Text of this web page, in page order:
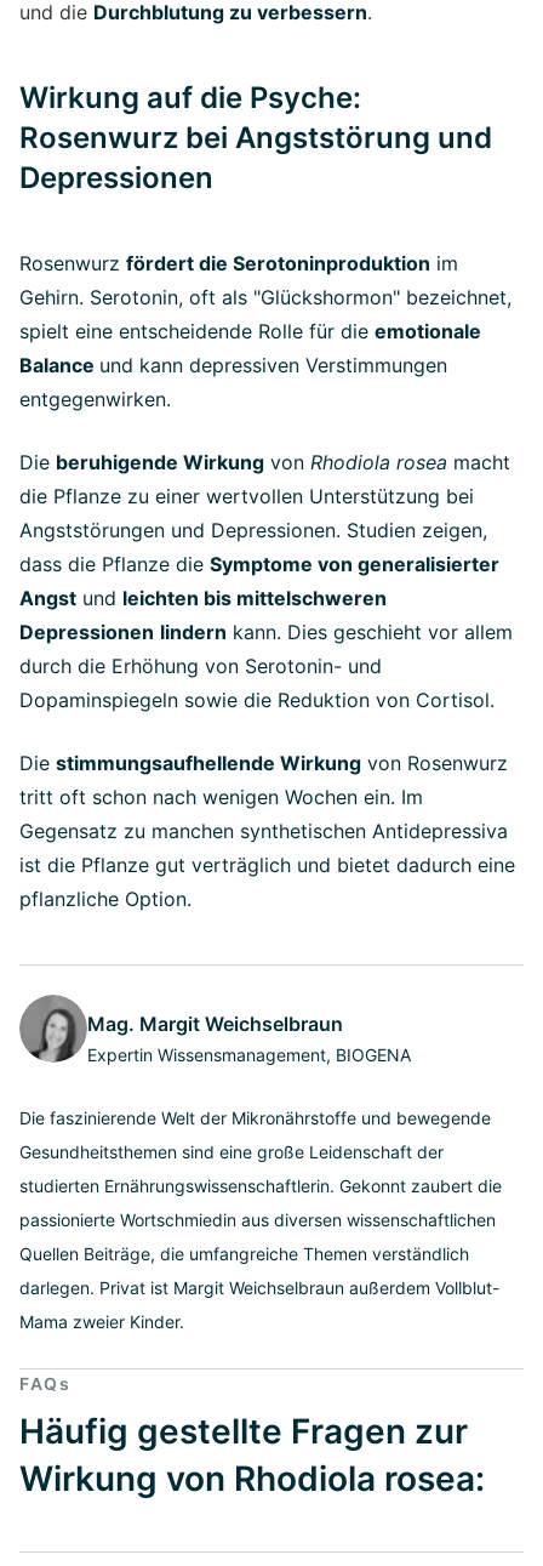
und die Durchblutung zu verbessern.
Wirkung auf die Psyche:
Rosenwurz bei Angststörung und
Depressionen
Rosenwurz fördert die Serotoninproduktion im
Gehirn. Serotonin, oft als "Glückshormon" bezeichnet,
spielt eine entscheidende Rolle für die emotionale
Balance und kann depressiven Verstimmungen
entgegenwirken.
Die beruhigende Wirkung von Rhodiola rosea macht
die Pflanze zu einer wertvollen Unterstützung bei
Angststörungen und Depressionen. Studien zeigen,
dass die Pflanze die Symptome von generalisierter
Angst und leichten bis mittelschweren
Depressionen lindern kann. Dies geschieht vor allem
durch die Erhöhung von Serotonin- und
Dopaminspiegeln sowie die Reduktion von Cortisol.
Die stimmungsaufhellende Wirkung von Rosenwurz
tritt oft schon nach wenigen Wochen ein. Im
Gegensatz zu manchen synthetischen Antidepressiva
ist die Pflanze gut verträglich und bietet dadurch eine
pflanzliche Option.
Mag. Margit Weichselbraun
Expertin Wissensmanagement, BIOGENA
Die faszinierende Welt der Mikronährstoffe und bewegende
Gesundheitsthemen sind eine große Leidenschaft der
studierten Ernährungswissenschaftlerin. Gekonnt zaubert die
passionierte Wortschmiedin aus diversen wissenschaftlichen
Quellen Beiträge, die umfangreiche Themen verständlich
darlegen. Privat ist Margit Weichselbraun außerdem Vollblut-
Mama zweier Kinder.
FAQs
Häufig gestellte Fragen zur
Wirkung von Rhodiola rosea: